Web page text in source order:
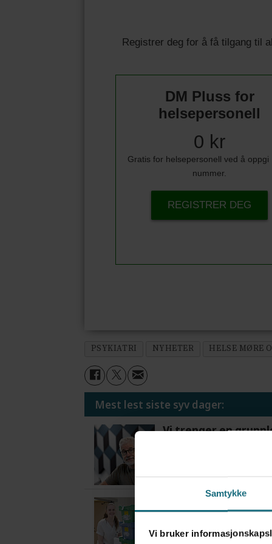
Samtykke
Vi bruker
Registrer deg for å få tilgang til
DM Pluss for
helsepersonell
0 kr
Gratis for helsepersonell ved å oppgi
nummer.
REGISTRER DEG
PSYKIATRI NYHETER HELSE MØRE
Mest lest siste syv dager:
Vi trenger en
Flytter oppgaver